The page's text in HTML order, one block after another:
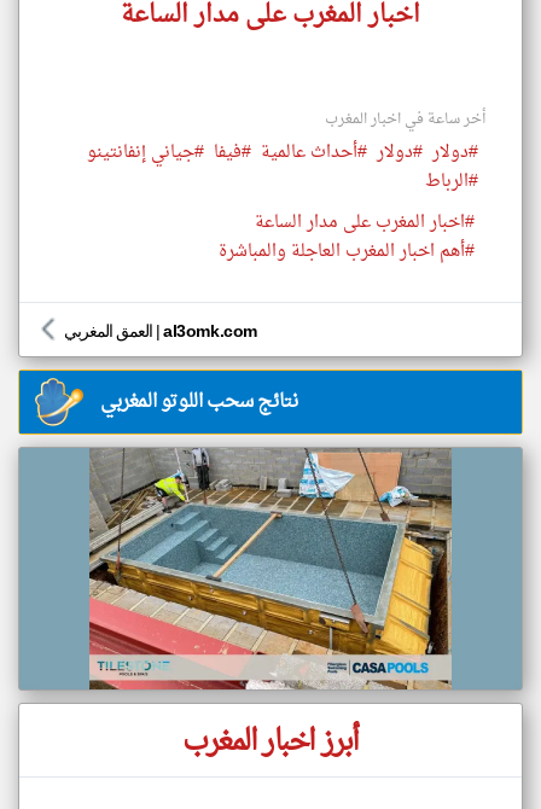
اخبار المغرب على مدار الساعة
أخر ساعة في اخبار المغرب
#دولار #دولار #أحداث عالمية #فيفا #جياني إنفانتينو
#الرباط
#اخبار المغرب على مدار الساعة
#أهم اخبار المغرب العاجلة والمباشرة
العمق المغربي |al3omk.com
نتائج سحب اللوتو المغربي
أبرز اخبار المغرب